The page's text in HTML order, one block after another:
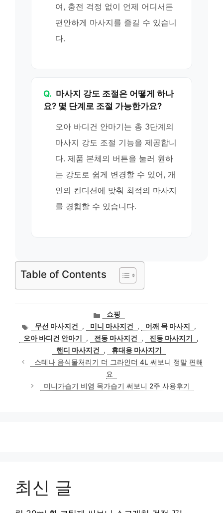
여, 충전 걱정 없이 언제 어디서든
편안하게 마사지를 즐길 수 있습니
다.
Q. 마사지 강도 조절은 어떻게 하나
요? 몇 단계로 조절 가능한가요?
오아 바디건 안마기는 총 3단계의
마사지 강도 조절 기능을 제공합니
다. 제품 본체의 버튼을 눌러 원하
는 강도로 쉽게 변경할 수 있어, 개
인의 컨디션에 맞춰 최적의 마사지
를 경험할 수 있습니다.
Table of Contents
카
테
고
리
쇼핑
태
그
무선 마사지건 , 미니 마사지건 , 어깨 목 마사지
,
오아 바디건 안마기
, 전동 마사지건 , 진동 마사지기
,
핸디 마사지건
,
휴대용 마사지기
스테나 음식물처리기 더 그라인더 4L 써보니 정말 편해
요
미니가습기 비염 목가습기 써보니 2주 사용후기
최신 글